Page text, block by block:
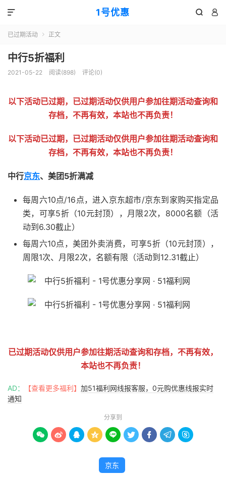
1号优惠  

已过期活动  正文
中行5折福利
2021-05-22 阅读(898) 评论(0)
以下活动已过期，已过期活动仅供用户参加往期活动查询和
存档，不再有效，本站也不再负责！
以下活动已过期，已过期活动仅供用户参加往期活动查询和
存档，不再有效，本站也不再负责！
中行京东、美团5折满减
每周六10点/16点，进入京东超市/京东到家购买指定品
类，可享5折（10元封顶），月限2次，8000名额（活
动到6.30截止）
每周六10点，美团外卖消费，可享5折（10元封顶），
周限1次、月限2次，名额有限（活动到12.31截止）
已过期活动仅供用户参加往期活动查询和存档，不再有效，
本站也不再负责！
AD： 【查看更多福利】 加51福利网线报客服，0元购优惠线报实时
通知
分享到
        
京东